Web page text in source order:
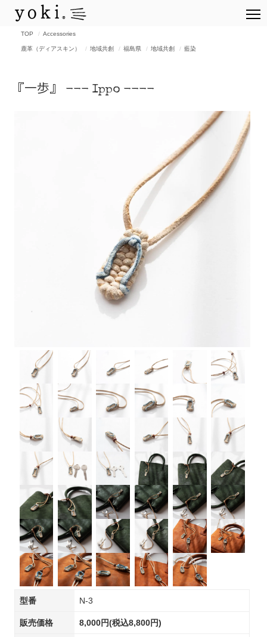
TOP Accessories
鹿革（ディアスキン） 地域共創 福島県 地域共創 藍染
『一歩』 --- Ippo ----
型番 N-3
販売価格 8,000円(税込8,800円)